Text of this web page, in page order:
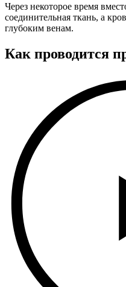
Через некоторое время
соединительная ткань, а
глубоким венам.
Как проводится